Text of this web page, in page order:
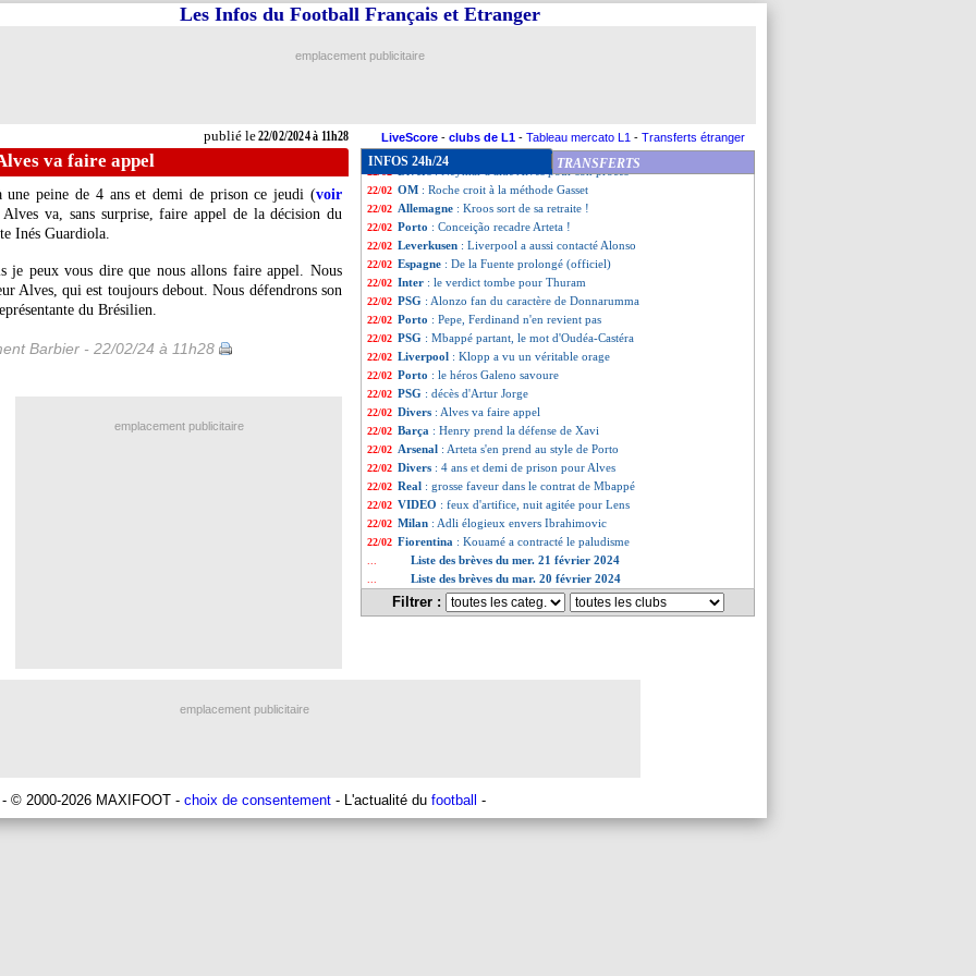
publié le22/02/2024 à 11h28
Les Infos du Football Français et Etranger
emplacement publicitaire
LiveScore - clubs de L1 - Tableau mercato L1 - Transferts étranger
va faire appel
une peine de 4 ans et demi de prison ce jeudi (voir
va, sans surprise, faire appel de la décision du
Inés Guardiola.
je peux vous dire que nous allons faire appel. Nous
Alves, qui est toujours debout. Nous défendrons son
du Brésilien.
Barbier - 22/02/24 à 11h28
INFOS 24h/24 TRANSFERTS
22/02 PSG: le monde du foot s'émeut pour Jorge
22/02 Barça: De Jong, Deco comprend sa colère
22/02 PSG
22/02 Real: Helguera valide Tchouaméni en défense
22/02 Barça: Messi encore payé par les Blaugrana
: Neymar a aidé Alves pour son procès
22/02 OM : Roche croit à la méthode Gasset
22/02 Allemagne : Kroos sort de sa retraite !
22/02 Porto : Conceição recadre Arteta !
22/02 Leverkusen : Liverpool a aussi contacté Alonso
22/02 Espagne : De la Fuente prolongé (officiel)
22/02 Inter : le verdict tombe pour Thuram
22/02 PSG : Alonzo fan du caractère de Donnarumma
22/02 Porto : Pepe, Ferdinand n'en revient pas
22/02 PSG : Mbappé partant, le mot d'Oudéa-Castéra
22/02 Liverpool : Klopp a vu un véritable orage
22/02 Porto : le héros Galeno savoure
22/02 PSG : décès d'Artur Jorge
22/02 Divers : Alves va faire appel
22/02 Barça : Henry prend la défense de Xavi
22/02 Arsenal : Arteta s'en prend au style de Porto
22/02 Divers : 4 ans et demi de prison pour Alves
22/02 Real : grosse faveur dans le contrat de Mbappé
22/02 VIDEO : feux d'artifice, nuit agitée pour Lens
22/02 Milan : Adli élogieux envers Ibrahimovic
22/02 Fiorentina : Kouamé a contracté le paludisme
Liste des brèves du mer. 21 février 2024
Liste des brèves du mar. 20 février 2024
Filtrer :
emplacement publicitaire
emplacement publicitaire
- © 2000-2026 MAXIFOOT - choix de consentement - L'actualité du football -